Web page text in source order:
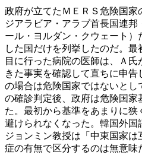
政府が立てたＭＥＲＳ危険国家
ジアラビア・アラブ首長国連
ール・ヨルダン・クウェート
した国だけを列挙したのだ。
目に行った病院の医師は、Ａ
きた事実を確認して直ちに申
の場合は危険国家ではないと
の確診判定後、政府は危険国家
た。最初から基準をあまりに
避けられなくなった。韓国外国
ジョンミン教授は「中東国家
症の有無で区分するのは無意味